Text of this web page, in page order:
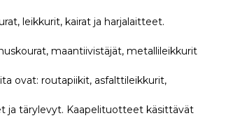
leikkurit, kairat ja harjalaitteet.
maantiivistäjät, metallileikkurit
ovat: routapiikit, asfalttileikkurit,
ja tärylevyt. Kaapelituotteet käsittävät